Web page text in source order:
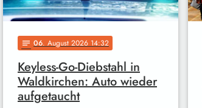
notes 06. August 2026 14:32
Keyless-Go-Diebstahl in
Waldkirchen: Auto wieder
aufgetaucht